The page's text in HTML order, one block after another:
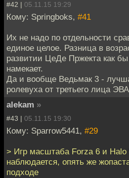
#42 | 05.11.15 19:29
Кому: Springboks, #41
Их не надо по отдельности
единое целое. Разница в
развитии ЦеДе Пржекта как
намекает.
Да и вообще Ведьмак 3 -
ролевуха от третьего лица
alekam »
#43 | 05.11.15 19:30
Кому: Sparrow5441, #29
> Игр масштаба Forza 6 и Halo
наблюдается, опять же
подходе